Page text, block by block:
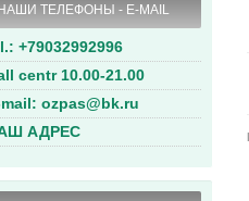
НАШИ ТЕЛЕФОНЫ - E-MAIL
+79032992996
centr 10.00-21.00
mail: ozpas@bk.ru
АДРЕС